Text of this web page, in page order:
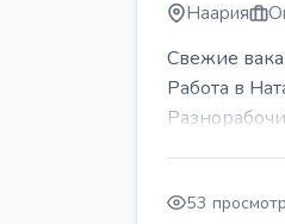
Наария
Свежие
Работа в
53